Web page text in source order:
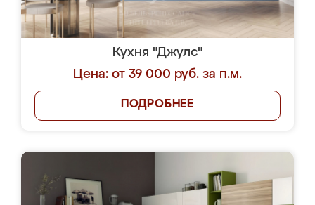
Кухня "Джулс"
Цена: от 39 000 руб. за п.м.
ПОДРОБНЕЕ